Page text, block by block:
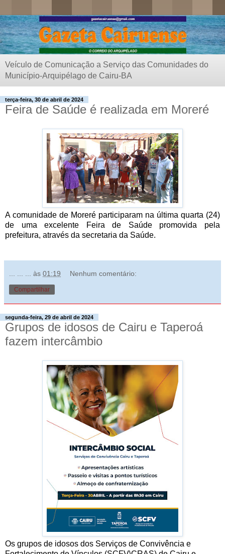
Veículo de Comunicação a Serviço das Comunidades do
Município-Arquipélago de Cairu-BA
terça-feira, 30 de abril de 2024
Feira de Saúde é realizada em Moreré
A comunidade de Moreré participaram na última quarta (24)
de uma excelente Feira de Saúde promovida pela
prefeitura, através da secretaria da Saúde.
às 01:19 Nenhum comentário:
Compartilhar
segunda-feira, 29 de abril de 2024
Grupos de idosos de Cairu e Taperoá
fazem intercâmbio
Os grupos de idosos dos Serviços de Convivência e